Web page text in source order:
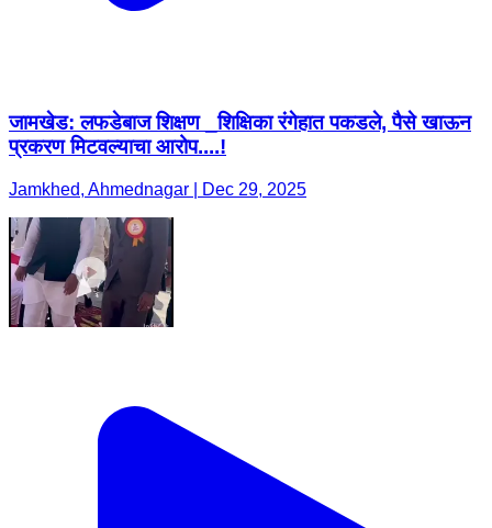
जामखेड: लफडेबाज शिक्षण _शिक्षिका रंगेहात पकडले, पैसे खाऊन
प्रकरण मिटवल्याचा आरोप....!
Jamkhed, Ahmednagar | Dec 29, 2025